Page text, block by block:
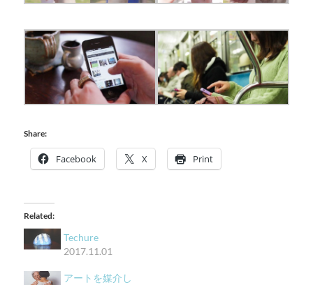
Share:
Facebook X Print
Related:
Techure
2017.11.01
アートを媒介し